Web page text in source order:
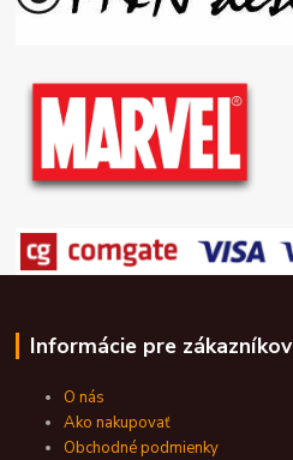
Informácie pre zákazníkov
O nás
Ako nakupovať
Obchodné podmienky